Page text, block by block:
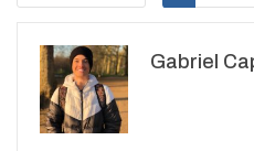
WhatsApp
Gabriel